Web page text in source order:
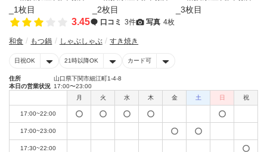
3.45 口コミ 3件 写真 4枚
和食 もつ鍋 しゃぶしゃぶ すき焼き
日祝OK 21時以降OK カード可
住所
山口県下関市細江町1-4-8
本日の営業状況 17:00〜23:00
月
火 水 木 金 土 日 祝
17:00~22:00
17:00~23:00
17:30~22:00